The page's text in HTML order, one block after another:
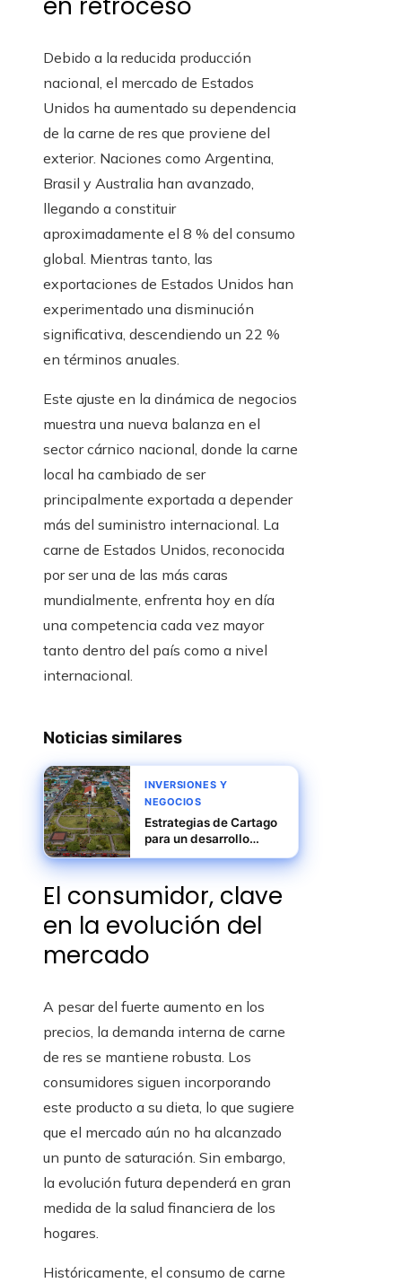
en retroceso
Debido a la reducida producción
nacional, el mercado de Estados
Unidos ha aumentado su dependencia
de la carne de res que proviene del
exterior. Naciones como Argentina,
Brasil y Australia han avanzado,
llegando a constituir
aproximadamente el 8 % del consumo
global. Mientras tanto, las
exportaciones de Estados Unidos han
experimentado una disminución
significativa, descendiendo un 22 %
en términos anuales.
Este ajuste en la dinámica de negocios
muestra una nueva balanza en el
sector cárnico nacional, donde la carne
local ha cambiado de ser
principalmente exportada a depender
más del suministro internacional. La
carne de Estados Unidos, reconocida
por ser una de las más caras
mundialmente, enfrenta hoy en día
una competencia cada vez mayor
tanto dentro del país como a nivel
internacional.
Noticias similares
INVERSIONES Y
NEGOCIOS
Estrategias de Cartago
para un desarrollo
industrial eficiente y
resiliente
El consumidor, clave
en la evolución del
mercado
A pesar del fuerte aumento en los
precios, la demanda interna de carne
de res se mantiene robusta. Los
consumidores siguen incorporando
este producto a su dieta, lo que sugiere
que el mercado aún no ha alcanzado
un punto de saturación. Sin embargo,
la evolución futura dependerá en gran
medida de la salud financiera de los
hogares.
Históricamente, el consumo de carne